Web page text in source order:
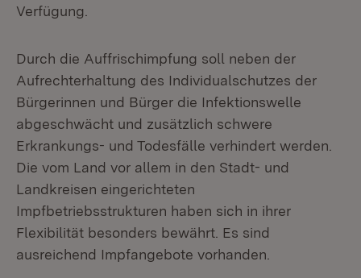
Verfügung.
Durch die Auffrischimpfung soll neben der
Aufrechterhaltung des Individualschutzes der
Bürgerinnen und Bürger die Infektionswelle
abgeschwächt und zusätzlich schwere
Erkrankungs- und Todesfälle verhindert werden.
Die vom Land vor allem in den Stadt- und
Landkreisen eingerichteten
Impfbetriebsstrukturen haben sich in ihrer
Flexibilität besonders bewährt. Es sind
ausreichend Impfangebote vorhanden.